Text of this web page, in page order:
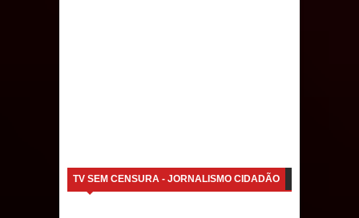
TV SEM CENSURA - JORNALISMO CIDADÃO